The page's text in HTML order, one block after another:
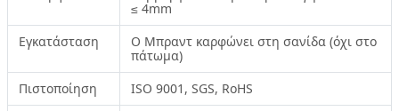
≤ 4mm
Εγκατάσταση
Ο Μπραντ καρφώνει στη σανίδα (όχι στο
πάτωμα)
Πιστοποίηση
ISO 9001, SGS, RoHS